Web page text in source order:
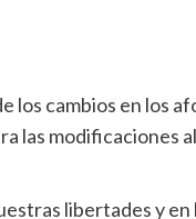
los cambios en los
las modificaciones
libertades y